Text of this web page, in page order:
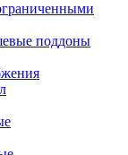
поддоны